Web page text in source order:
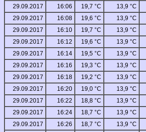
29.09.2017
16:06 19,7 °C 13,9 °C
29.09.2017
16:08 19,6 °C 13,9 °C
29.09.2017
16:10 19,7 °C 13,9 °C
29.09.2017
16:12 19,6 °C 13,9 °C
29.09.2017
16:14 19,5 °C 13,9 °C
29.09.2017
16:16 19,3 °C 13,9 °C
29.09.2017
16:18 19,2 °C 13,9 °C
29.09.2017
16:20 19,0 °C 13,9 °C
29.09.2017
16:22 18,8 °C 13,9 °C
29.09.2017
16:24 18,7 °C 13,9 °C
29.09.2017
16:26 18,7 °C 13,9 °C